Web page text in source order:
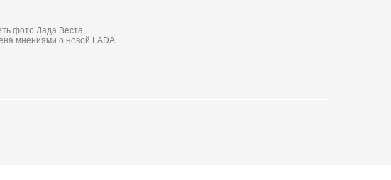
фото Лада Веста,
мнениями о новой LADA